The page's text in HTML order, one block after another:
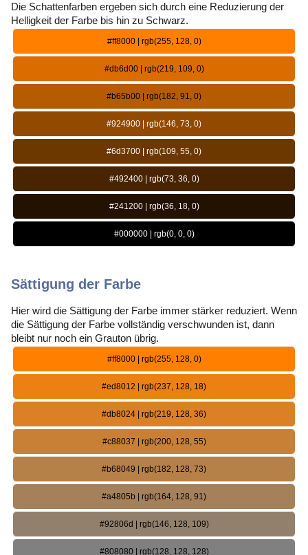
Die Schattenfarben ergeben sich durch eine Reduzierung der
Helligkeit der Farbe bis hin zu Schwarz.
#ff8000 | rgb(255, 128, 0)
#db6d00 | rgb(219, 109, 0)
#b65b00 | rgb(182, 91, 0)
#924900 | rgb(146, 73, 0)
#6d3700 | rgb(109, 55, 0)
#492400 | rgb(73, 36, 0)
#241200 | rgb(36, 18, 0)
#000000 | rgb(0, 0, 0)
Sättigung der Farbe
Hier wird die Sättigung der Farbe immer stärker reduziert. Wenn
die Sättigung der Farbe vollständig verschwunden ist, dann
bleibt nur noch ein Grauton übrig.
#ff8000 | rgb(255, 128, 0)
#ed8012 | rgb(237, 128, 18)
#db8024 | rgb(219, 128, 36)
#c88037 | rgb(200, 128, 55)
#b68049 | rgb(182, 128, 73)
#a4805b | rgb(164, 128, 91)
#92806d | rgb(146, 128, 109)
#808080 | rgb(128, 128, 128)